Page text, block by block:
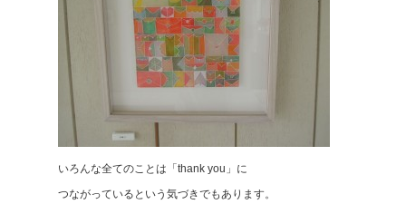
いろんな全てのことは「thank you」に
つながっているという気づきでもあります。